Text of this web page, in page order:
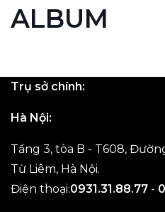
ALBUM
Trụ sở chính:
Hà Nội:
Tầng 3, tòa B - T608,
Từ Liêm, Hà Nội.
Điện thoại:0931.31.88.77 -